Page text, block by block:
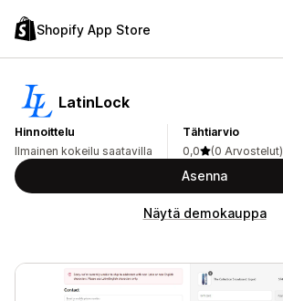
Shopify App Store
LatinLock
Hinnoittelu
Ilmainen kokeilu saatavilla
Tähtiarvio
0,0
(0 Arvostelut)
Asenna
Näytä demokauppa